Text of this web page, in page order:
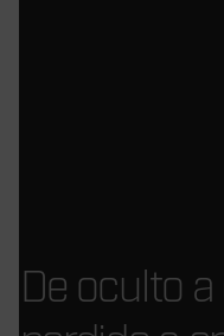
De oculto